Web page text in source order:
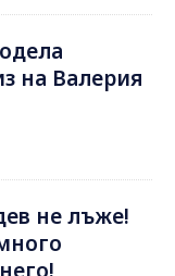
на Валерия
не лъже!